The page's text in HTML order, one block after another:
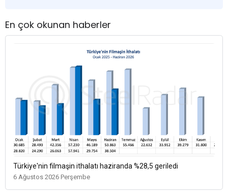
En çok okunan haberler
Türkiye'nin filmaşin ithalatı haziranda %28,5 geriledi
6 Ağustos 2026 Perşembe